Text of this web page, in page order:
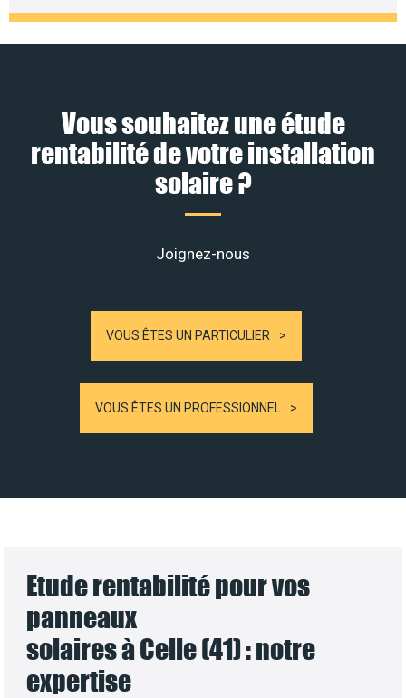
Vous souhaitez une étude
rentabilité de votre installation
solaire ?
Joignez-nous
VOUS ÊTES UN PARTICULIER
VOUS ÊTES UN PROFESSIONNEL
Etude rentabilité pour vos
panneaux
solaires à Celle (41) : notre
expertise